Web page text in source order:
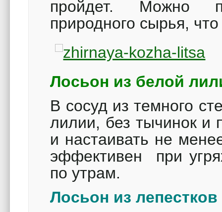
пройдет. Можно
природного сырья,
Лосьон из белой
В сосуд из темного
лилии, без тычинок и
и настаивать не
эффективен при
по утрам.
Лосьон из лепестков